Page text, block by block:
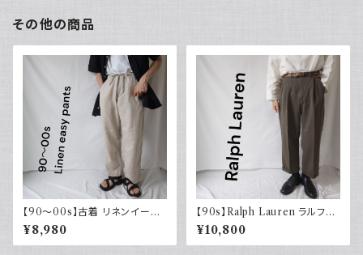
その他の商品
【90～00s】古着 リネンイージ
ーパンツ 夏 32×30 APT9 カジ
ュアル
¥8,980
【90s】Ralph Lauren ラルフロ
ーレン ツータックスラックス ウ
ール カーキ 古着 TALONジッ
プ
¥10,800